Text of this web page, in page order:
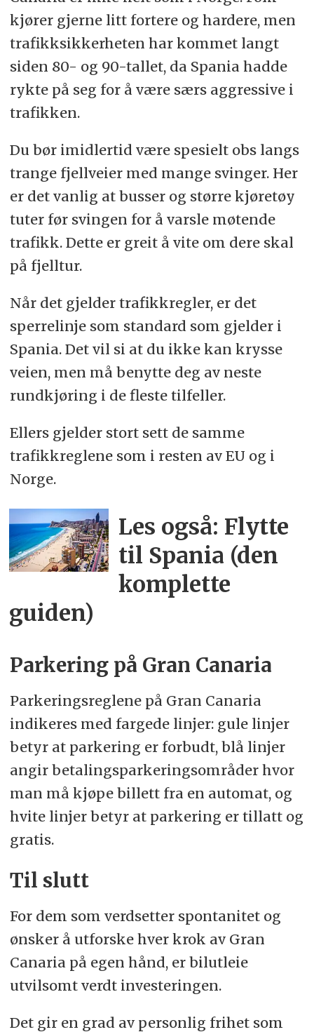
kjører gjerne litt fortere og hardere, men
trafikksikkerheten har kommet langt
siden 80- og 90-tallet, da Spania hadde
rykte på seg for å være særs aggressive i
trafikken.
Du bør imidlertid være spesielt obs langs
trange fjellveier med mange svinger. Her
er det vanlig at busser og større kjøretøy
tuter før svingen for å varsle møtende
trafikk. Dette er greit å vite om dere skal
på fjelltur.
Når det gjelder trafikkregler, er det
sperrelinje som standard som gjelder i
Spania. Det vil si at du ikke kan krysse
veien, men må benytte deg av neste
rundkjøring i de fleste tilfeller.
Ellers gjelder stort sett de samme
trafikkreglene som i resten av EU og i
Norge.
Les også: Flytte
til Spania (den
komplette
guiden)
Parkering på Gran Canaria
Parkeringsreglene på Gran Canaria
indikeres med fargede linjer: gule linjer
betyr at parkering er forbudt, blå linjer
angir betalingsparkeringsområder hvor
man må kjøpe billett fra en automat, og
hvite linjer betyr at parkering er tillatt og
gratis.
Til slutt
For dem som verdsetter spontanitet og
ønsker å utforske hver krok av Gran
Canaria på egen hånd, er bilutleie
utvilsomt verdt investeringen.
Det gir en grad av personlig frihet som